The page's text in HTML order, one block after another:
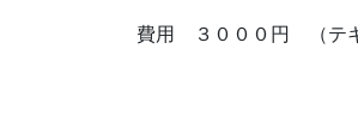
費用 ３０００円 （テキ